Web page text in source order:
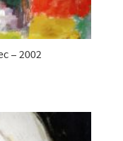
– 2002